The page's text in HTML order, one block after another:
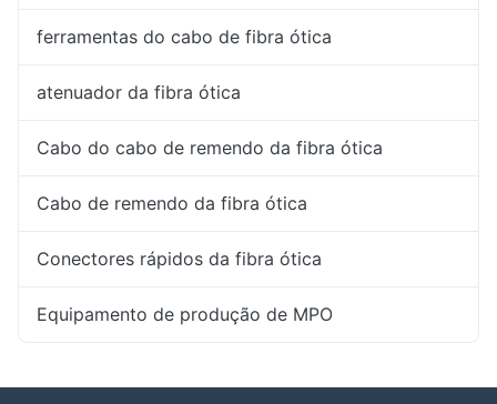
ferramentas do cabo de fibra ótica
atenuador da fibra ótica
Cabo do cabo de remendo da fibra ótica
Cabo de remendo da fibra ótica
Conectores rápidos da fibra ótica
Equipamento de produção de MPO